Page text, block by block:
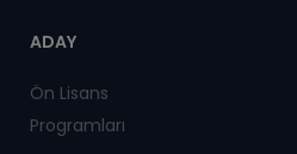
ADAY
Ön Lisans
Programları